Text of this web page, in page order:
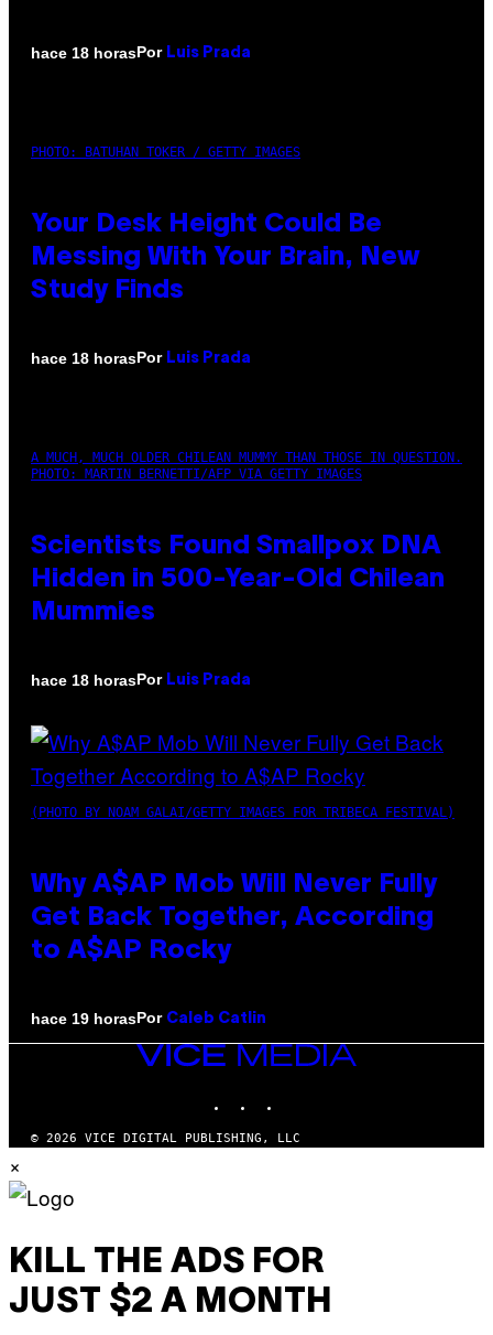
hace 18 horasPor Luis Prada
PHOTO: BATUHAN TOKER / GETTY IMAGES
Your Desk Height Could Be
Messing With Your Brain, New
Study Finds
hace 18 horasPor Luis Prada
A MUCH, MUCH OLDER CHILEAN MUMMY THAN THOSE IN QUESTION.
PHOTO: MARTIN BERNETTI/AFP VIA GETTY IMAGES
Scientists Found Smallpox DNA
Hidden in 500-Year-Old Chilean
Mummies
hace 18 horasPor Luis Prada
(PHOTO BY NOAM GALAI/GETTY IMAGES FOR TRIBECA FESTIVAL)
Why A$AP Mob Will Never Fully
Get Back Together, According
to A$AP Rocky
hace 19 horasPor Caleb Catlin
VICE
© 2026 VICE DIGITAL PUBLISHING, LLC
×
KILL THE ADS FOR
JUST $2 A MONTH